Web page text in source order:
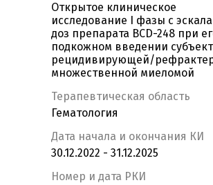
Открытое клиническое
исследование I фазы c
доз препарата BCD-248 при
подкожном введении
рецидивирующей/
множественной миеломой
Терапевтическая область
Гематология
Дата начала и окончания КИ
30.12.2022 - 31.12.2025
Номер и дата РКИ